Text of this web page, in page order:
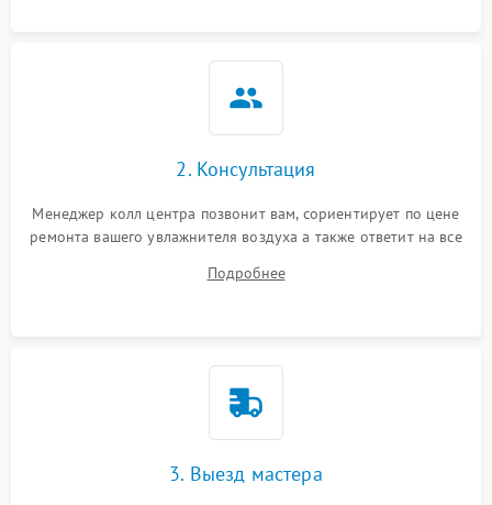
2. Консультация
Менеджер колл центра позвонит вам, сориентирует по цене
ремонта вашего увлажнителя воздуха а также ответит на все
Подробнее
3. Выезд мастера